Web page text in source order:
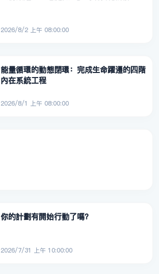
2026/8/2 上午 08:00:00
能量循環的動態閉環：完成生命躍遷的四階
內在系統工程
2026/8/1 上午 08:00:00
你的計劃有開始行動了嗎？
2026/7/31 上午 10:00:00